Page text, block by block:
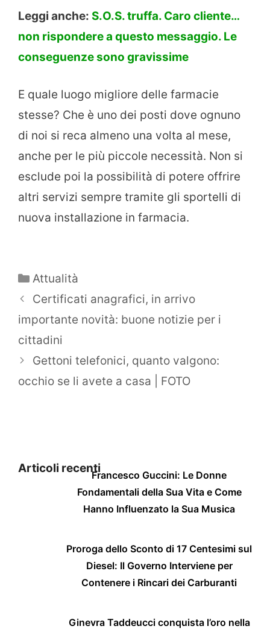
Leggi anche: S.O.S. truffa. Caro cliente…
non rispondere a questo messaggio. Le
conseguenze sono gravissime
E quale luogo migliore delle farmacie
stesse? Che è uno dei posti dove ognuno
di noi si reca almeno una volta al mese,
anche per le più piccole necessità. Non si
esclude poi la possibilità di potere offrire
altri servizi sempre tramite gli sportelli di
nuova installazione in farmacia.
Categorie
Attualità
Certificati anagrafici, in arrivo
importante novità: buone notizie per i
cittadini
Gettoni telefonici, quanto valgono:
occhio se li avete a casa | FOTO
Articoli recentiFrancesco Guccini: Le Donne
Fondamentali della Sua Vita e Come
Hanno Influenzato la Sua Musica
Proroga dello Sconto di 17 Centesimi sul
Diesel: Il Governo Interviene per
Contenere i Rincari dei Carburanti
Ginevra Taddeucci conquista l’oro nella